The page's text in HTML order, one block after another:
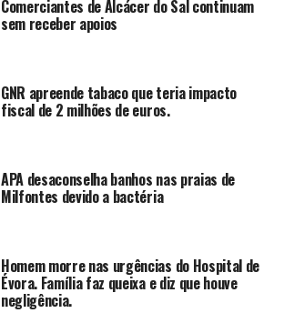
Comerciantes de Alcácer do Sal continuam
sem receber apoios
GNR apreende tabaco que teria impacto
fiscal de 2 milhões de euros.
APA desaconselha banhos nas praias de
Milfontes devido a bactéria
Homem morre nas urgências do Hospital de
Évora. Família faz queixa e diz que houve
negligência.